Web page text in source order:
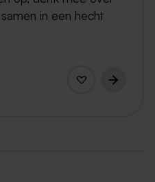
in een hecht